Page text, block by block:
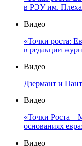
в РЭУ им.
Видео
«Точки роста:
в редакции
Видео
Дзермант и
Видео
«Точки Роста –
основаниях
Видео